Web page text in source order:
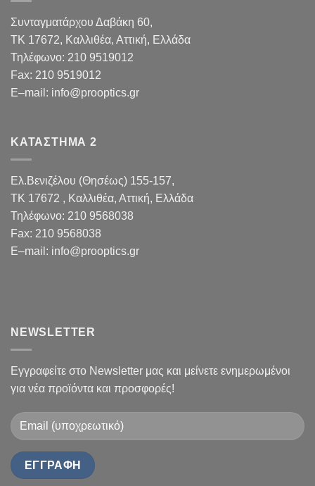
Συνταγματάρχου Δαβάκη 60,
TK 17672, Καλλιθέα, Αττική, Ελλάδα
Τηλέφωνο: 210 9519012
Fax: 210 9519012
E–mail : info@prooptics.gr
ΚΑΤΑΣΤΗΜΑ 2
Ελ.Βενιζέλου (Θησέως) 155-157,
TK 17672 , Καλλιθέα, Αττική, Ελλάδα
Τηλέφωνο: 210 9568038
Fax: 210 9568038
E–mail : info@prooptics.gr
NEWSLETTER
Εγγραφείτε στο Newsletter μας και μείνετε ενημερωμένοι
για νέα προϊόντα και προσφορές!